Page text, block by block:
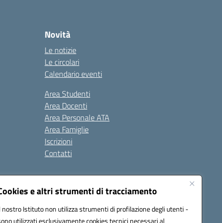
e altri strumenti di tracciamento
nostro Istituto non utilizza strumenti di profilazione degli utenti -
utilizzati esclusivamente cookies tecnici necessari al
Novità
Le notizie
Le circolari
Calendario eventi
Area Studenti
Area Docenti
Area Personale ATA
Area Famiglie
Iscrizioni
Contatti